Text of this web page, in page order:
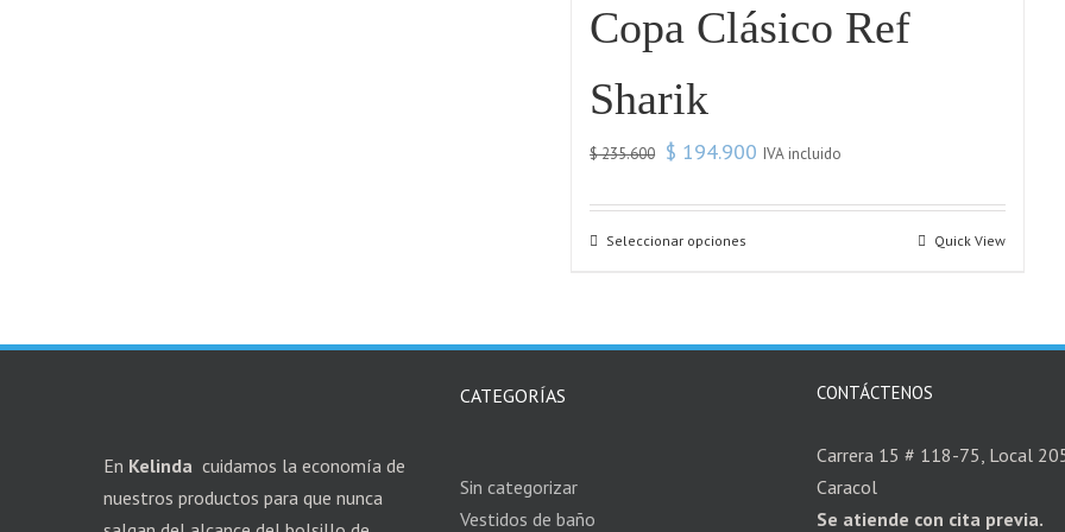
Copa Clásico Ref
Sharik
$235.600 $ 194.900 IVA incluido
Seleccionar opciones Quick View
En Kelinda cuidamos la economía de
nuestros productos para que nunca
CATEGORÍAS
Sin categorizar
Vestidos de baño
CONTÁCTENOS
Carrera 15 # 118-75, Local
Caracol
Se atiende con cita previa.